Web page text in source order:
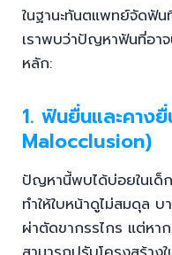
ในฐานะทันตแพทย์จัดฟั
เราพบว่าปัญหาฟันที่อา
หลัก:
1. ฟันยื่นและคาง
Malocclusion)
ปัญหานี้พบได้บ่อยในเด็
ทำให้ใบหน้าดูไม่สมดุล บ
ผ่าตัดขากรรไกร แต่หา